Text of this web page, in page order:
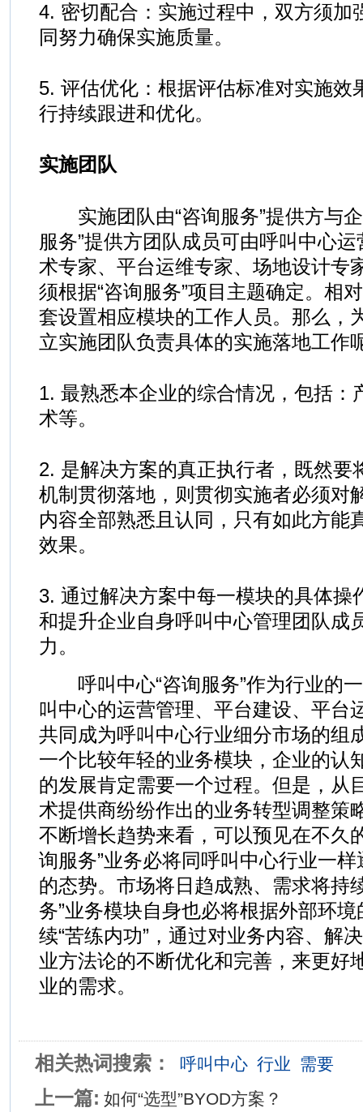
4. 密切配合：实施过程中，双方须加
同努力确保实施质量。
5. 评估优化：根据评估标准对实施效
行持续跟进和优化。
实施团队
实施团队由“咨询服务”提供方与企
服务”提供方团队成员可由呼叫中心
术专家、平台运维专家、场地设计专
须根据“咨询服务”项目主题确定。相
套设置相应模块的工作人员。那么，
立实施团队负责具体的实施落地工作
1. 最熟悉本企业的综合情况，包括：
术等。
2. 是解决方案的真正执行者，既然要
机制贯彻落地，则贯彻实施者必须对
内容全部熟悉且认同，只有如此方能
效果。
3. 通过解决方案中每一模块的具体操
和提升企业自身呼叫中心管理团队成
力。
呼叫中心“咨询服务”作为行业的
叫中心的运营管理、平台建设、平台
共同成为呼叫中心行业细分市场的组
一个比较年轻的业务模块，企业的认
的发展肯定需要一个过程。但是，从
术提供商纷纷作出的业务转型调整策
不断增长趋势来看，可以预见在不久
询服务”业务必将同呼叫中心行业一
的态势。市场将日趋成熟、需求将持
务”业务模块自身也必将根据外部环
续“苦练内功”，通过对业务内容、解
业方法论的不断优化和完善，来更好
业的需求。
相关热词搜索： 呼叫中心 行业 需要
上一篇: 如何“选型”BYOD方案？